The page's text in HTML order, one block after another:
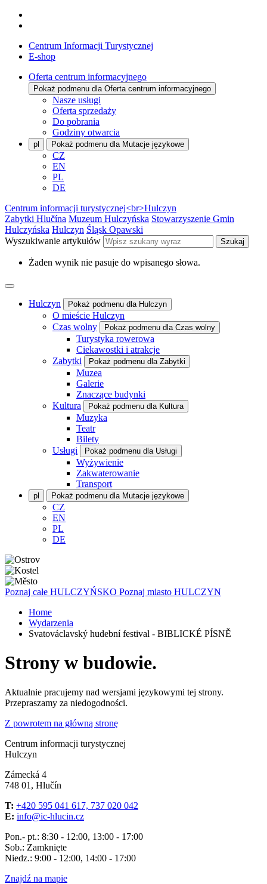
Centrum Informacji Turystycznej
E-shop
Oferta centrum informacyjnego
Pokaż podmenu dla Oferta centrum informacyjnego
Nasze usługi
Oferta sprzedaży
Do pobrania
Godziny otwarcia
pl Pokaż podmenu dla Mutacje językowe
CZ
EN
PL
DE
Centrum informacji turystycznej<br>Hulczyn
Zabytki Hlučína Muzeum Hulczyńska Stowarzyszenie Gmin
Hulczyńska Hulczyn Śląsk Opawski
Wyszukiwanie artykułów
Szukaj
Żaden wynik nie pasuje do wpisanego słowa.
Hulczyn Pokaż podmenu dla Hulczyn
O mieście Hulczyn
Czas wolny
Pokaż podmenu dla Czas wolny
Turystyka rowerowa
Ciekawostki i atrakcje
Zabytki
Pokaż podmenu dla Zabytki
Muzea
Galerie
Znaczące budynki
Kultura
Pokaż podmenu dla Kultura
Muzyka
Teatr
Bilety
Usługi
Pokaż podmenu dla Usługi
Wyżywienie
Zakwaterowanie
Transport
pl Pokaż podmenu dla Mutacje językowe
CZ
EN
PL
DE
Poznaj całe HULCZYŃSKO Poznaj miasto HULCZYN
Home
Wydarzenia
Svatováclavský hudební festival - BIBLICKÉ PÍSNĚ
Strony w budowie.
Aktualnie pracujemy nad wersjami językowymi tej strony.
Przepraszamy za niedogodności.
Z powrotem na główną stronę
Centrum informacji turystycznej
Hulczyn
Zámecká 4
748 01, Hlučín
T: +420 595 041 617, 737 020 042
E: info@ic-hlucin.cz
Pon.- pt.: 8:30 - 12:00, 13:00 - 17:00
Sob.: Zamknięte
Niedz.: 9:00 - 12:00, 14:00 - 17:00
Znajdź na mapie